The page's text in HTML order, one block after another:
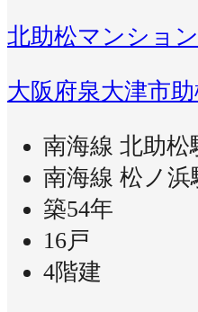
北助松マンション
大阪府泉大津市
南海線 北助松
南海線 松ノ浜
築54年
16戸
4階建